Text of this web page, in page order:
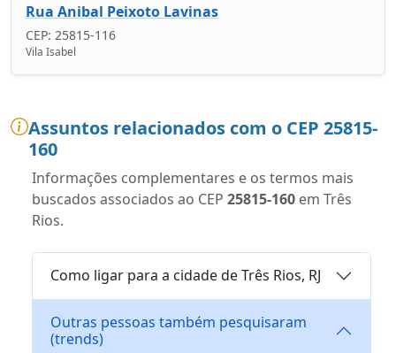
Rua Anibal Peixoto Lavinas
CEP: 25815-116
Vila Isabel
Assuntos relacionados com o CEP 25815-
160
Informações complementares e os termos mais
buscados associados ao CEP 25815-160 em Três
Rios.
Como ligar para a cidade de Três Rios, RJ
Outras pessoas também pesquisaram
(trends)